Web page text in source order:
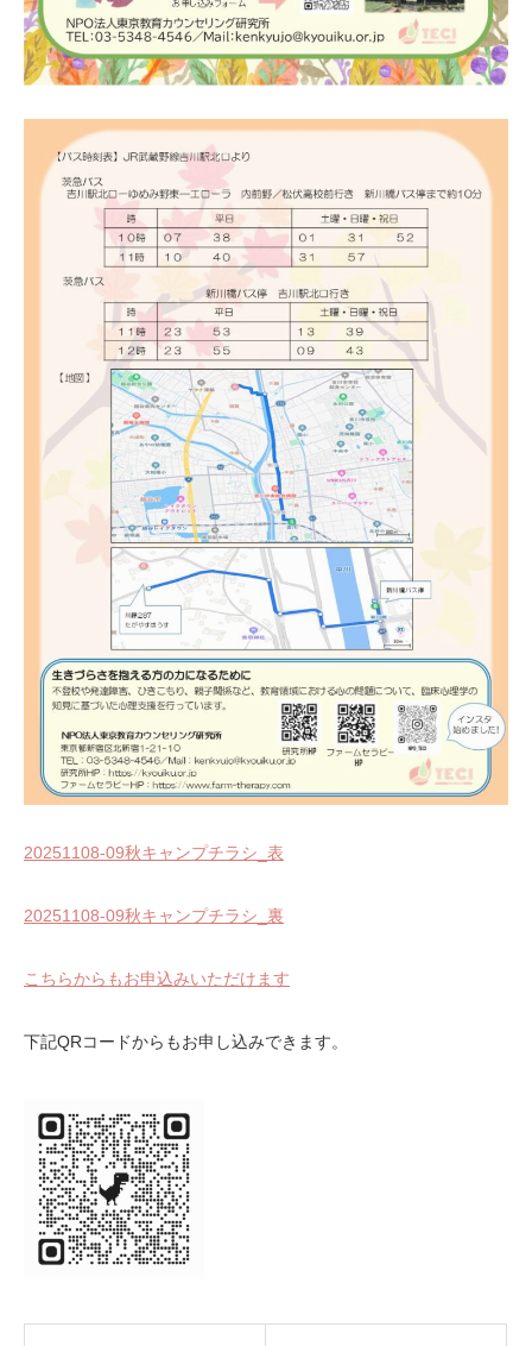
20251108-09秋キャンプチラシ_表
20251108-09秋キャンプチラシ_裏
こちらからもお申込みいただけます
下記QRコードからもお申し込みできます。